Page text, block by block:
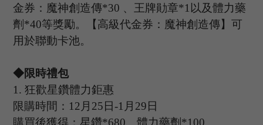
金券：魔神創造傳*30 、 王牌勛章*1以及體力藥
劑*40等獎勵。【高級代金券： 魔神創造傳】可
用於聯動卡池。
◆限時禮包
1. 狂歡星鑽體力鉅惠
限購時間： 12 月 25日-1 月 29日
購買後獲得：星鑽*680、體力藥劑*100